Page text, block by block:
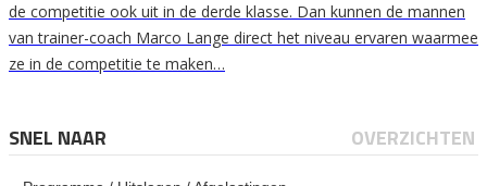
de competitie ook uit in de derde klasse. Dan kunnen de mannen
van trainer-coach Marco Lange direct het niveau ervaren waarmee
ze in de competitie te maken…
SNEL NAAR OVERZICHTEN